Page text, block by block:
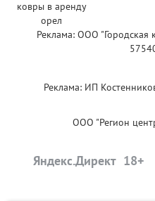
Реклама: ООО "Городская
Реклама: ИП
ООО "Регион
Яндекс.Директ